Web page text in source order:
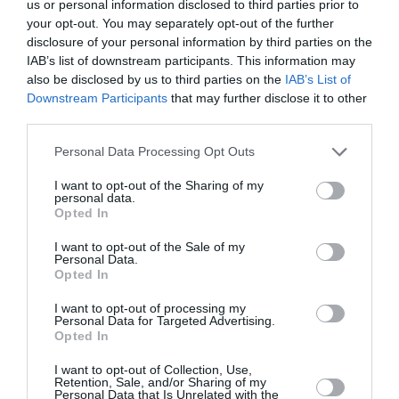
us or personal information disclosed to third parties prior to
your opt-out. You may separately opt-out of the further
disclosure of your personal information by third parties on the
IAB’s list of downstream participants. This information may
also be disclosed by us to third parties on the IAB’s List of
Downstream Participants that may further disclose it to other
Personal Data Processing Opt Outs
I want to opt-out of the Sharing of my
personal data.
Opted In
I want to opt-out of the Sale of my
Personal Data.
Opted In
I want to opt-out of processing my
Personal Data for Targeted Advertising.
Opted In
I want to opt-out of Collection, Use,
Retention, Sale, and/or Sharing of my
Personal Data that Is Unrelated with the
03/05/2025
10/05/2025
Σάββατο, 22:00
Επόμενες παραστάσεις: 12, 13 & 26/4 , 3 & 10/5
Τοποθεσία:
Vox, Ιερά Οδός 16, Αθήνα
VOX
Α' ΖΏΝΗ - ΠΛΑΤΕΙΑ 40€ | Β' ΖΩΝΗ - ΠΛΑΤΕΙΑ & 1ο
ΘΕΩΡΕΙΟ ΤΡΑΠΕΖΙΑ 35€ | Γ' ΖΩΝΗ - ΠΛΑΤΕΙΑ & 1ο
ΘΕΩΡΕΙΟ ΤΡΑΠΕΖΙΑ 30€ | Δ' ΖΩΝΗ - 1ο ΘΕΩΡΕΙΟ
ΤΡΑΠΕΖΙΑ 25€ | Ε' ΖΩΝΗ - 2ο ΘΕΩΡΕΙΟ ΤΡΑΠΕΖΙΑ
20€ | ΖΩΝΗ ΟΡΘΙΩΝ ΜΕ ΠΟΤΟ ΘΕΩΡΕΙΟ 15€
Πληροφορίες / Κρατήσεις: